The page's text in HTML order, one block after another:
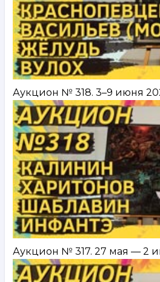
Аукцион № 318. 3–9 июня
Аукцион № 317. 27 мая — 2